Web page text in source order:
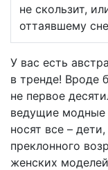
не скользит,
оттаявшему
У вас есть
в тренде! Вроде
не первое
ведущие модные
носят все –
преклонного
женских